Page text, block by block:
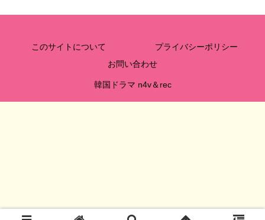
このサイトについて
プライバシーポリシー
お問い合わせ
韓国ドラマ n4v＆rec